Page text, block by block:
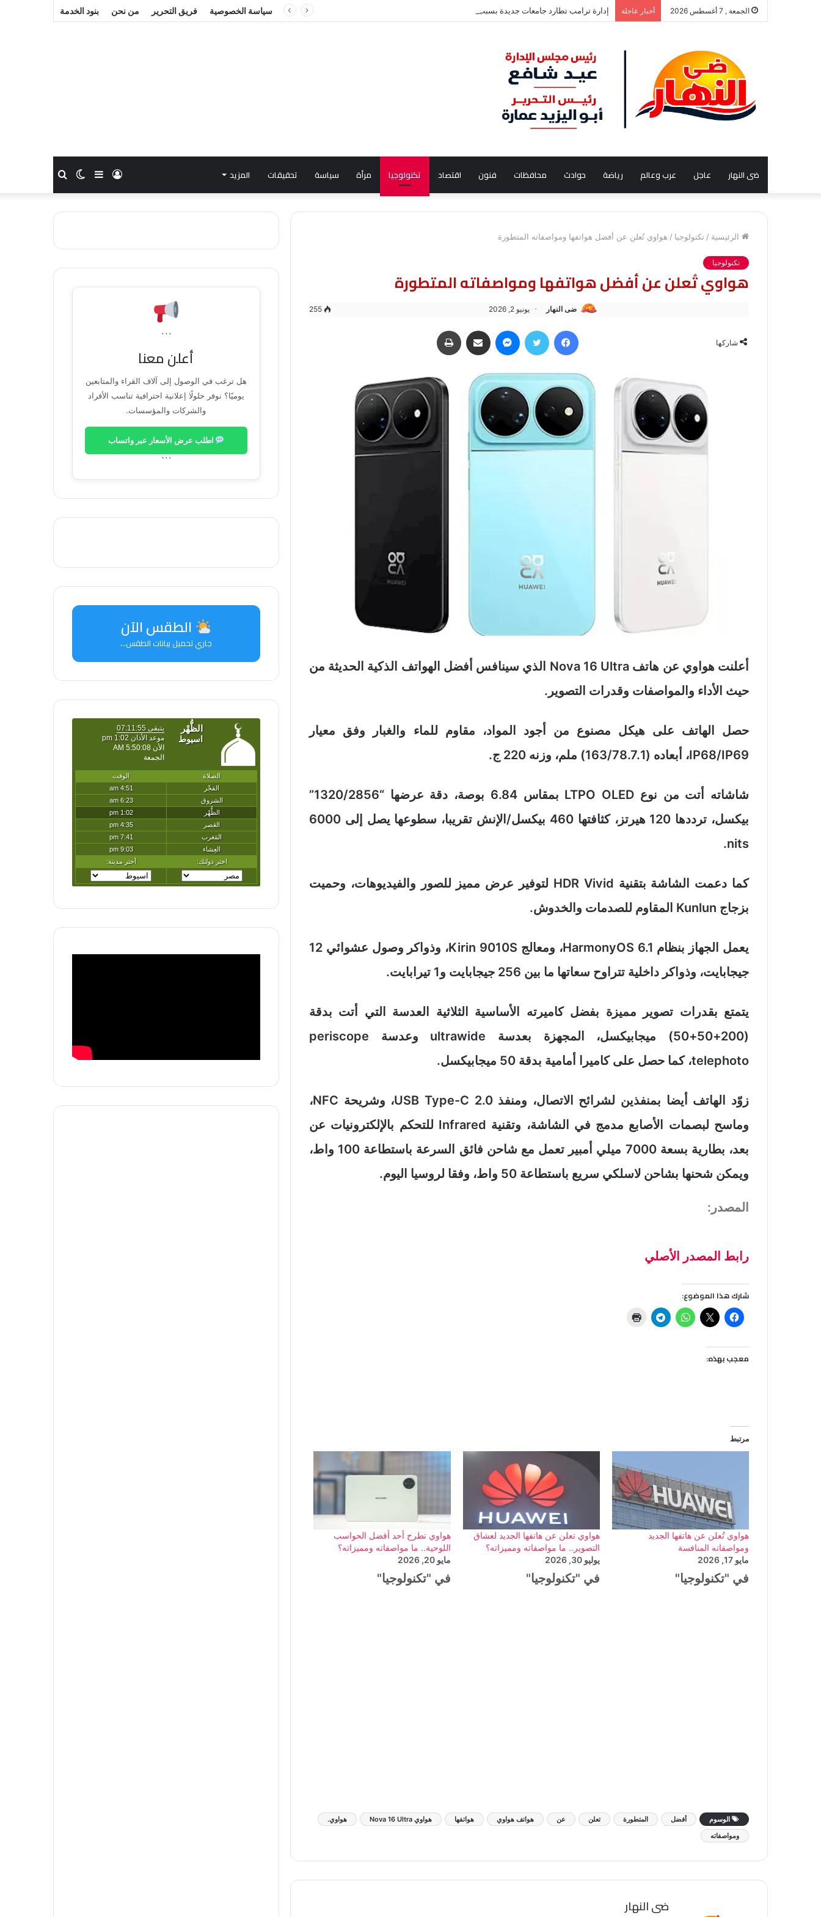
الجمعة , 7 أغسطس 2026 أخبار عاجلة إدارة ترامب تطارد جامعات جديدة بسبب الفلسطينيين واللاتين سياسة الخصوصية فريق التحرير من نحن بنود الخدمة
ضى النهار عاجل عرب وعالم رياضة حوادث محافظات فنون اقتصاد تكنولوجيا مرأة سياسة تحقيقات المزيد بحثالوضع
المظلم
إضافة
عمود
جانبي
تسجيل
الدخول
الرئيسية / تكنولوجيا / هواوي تُعلن عن أفضل هواتفها ومواصفاته المتطورة
تكنولوجيا
هواوي تُعلن عن أفضل هواتفها ومواصفاته المتطورة
ضى النهار يونيو 2, 2026 255
شاركها
فيسبوك تويتر ماسنجر مشاركة عبر البريد
أعلنت هواوي عن هاتف Nova 16 Ultra الذي سينافس أفضل الهواتف الذكية الحديثة من
حيث الأداء والمواصفات وقدرات التصوير.
حصل الهاتف على هيكل مصنوع من أجود المواد، مقاوم للماء والغبار وفق معيار
IP68/IP69، أبعاده (163/78.7.1) ملم، وزنه 220 ج.
شاشاته أتت من نوع LTPO OLED بمقاس 6.84 بوصة، دقة عرضها “1320/2856”
بيكسل، ترددها 120 هيرتز، كثافتها 460 بيكسل/الإنش تقريبا، سطوعها يصل إلى 6000
nits.
كما دعمت الشاشة بتقنية HDR Vivid لتوفير عرض مميز للصور والفيديوهات، وحميت
بزجاج Kunlun المقاوم للصدمات والخدوش.
يعمل الجهاز بنظام HarmonyOS 6.1، ومعالج Kirin 9010S، وذواكر وصول عشوائي 12
جيجابايت، وذواكر داخلية تتراوح سعاتها ما بين 256 جيجابايت و1 تيرابايت.
يتمتع بقدرات تصوير مميزة بفضل كاميرته الأساسية الثلاثية العدسة التي أتت بدقة
(200+50+50) ميجابيكسل، المجهزة بعدسة ultrawide وعدسة periscope
telephoto، كما حصل على كاميرا أمامية بدقة 50 ميجابيكسل.
زوّد الهاتف أيضا بمنفذين لشرائح الاتصال، ومنفذ USB Type-C 2.0، وشريحة NFC،
وماسح لبصمات الأصابع مدمج في الشاشة، وتقنية Infrared للتحكم بالإلكترونيات عن
بعد، بطارية بسعة 7000 ميلي أمبير تعمل مع شاحن فائق السرعة باستطاعة 100 واط،
ويمكن شحنها بشاحن لاسلكي سريع باستطاعة 50 واط، وفقا لروسيا اليوم.
المصدر:
رابط المصدر الأصلي
شارك هذا الموضوع:
معجب بهذه:
مرتبط
هواوي تُعلن عن هاتفها الجديد
ومواصفاته المنافسة
مايو 17, 2026
في "تكنولوجيا"
هواوي تعلن عن هاتفها الجديد لعشاق
التصوير.. ما مواصفاته ومميزاته؟
يوليو 30, 2026
في "تكنولوجيا"
هواوي تطرح أحد أفضل الحواسب
اللوحية.. ما مواصفاته ومميزاته؟
مايو 20, 2026
في "تكنولوجيا"
الوسوم أفضل المتطورة تعلن عن هواتف هواوي هواتفها هواوي Nova 16 Ultra
هواوي.
ومواصفاته
ضى النهار
```
أعلن معنا
هل ترغب في الوصول إلى آلاف القراء والمتابعين
يوميًا؟ نوفر حلولًا إعلانية احترافية تناسب الأفراد
والشركات والمؤسسات.
اطلب عرض الأسعار عبر واتساب
```
الطقس الآن
جاري تحميل بيانات الطقس...